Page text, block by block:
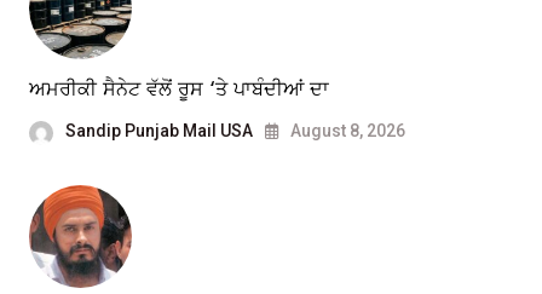
ਅਮਰੀਕੀ ਸੈਨੇਟ ਵੱਲੋਂ ਰੂਸ ‘ਤੇ ਪਾਬੰਦੀਆਂ ਦਾ
Sandip Punjab Mail USA August 8, 2026